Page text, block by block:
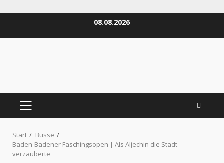
08.08.2026
PRIMÄRES
Start
Busse
Baden-Badener Faschingsopen | Als Aljechin die Stadt
verzauberte